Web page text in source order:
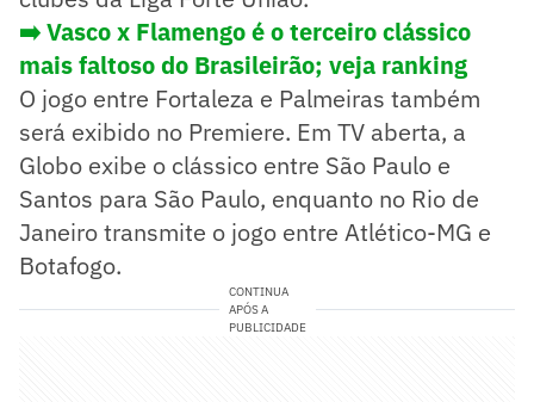
➡️ Vasco x Flamengo é o terceiro clássico
mais faltoso do Brasileirão; veja ranking
O jogo entre Fortaleza e Palmeiras também
será exibido no Premiere. Em TV aberta, a
Globo exibe o clássico entre São Paulo e
Santos para São Paulo, enquanto no Rio de
Janeiro transmite o jogo entre Atlético-MG e
Botafogo.
CONTINUA
APÓS A
PUBLICIDADE